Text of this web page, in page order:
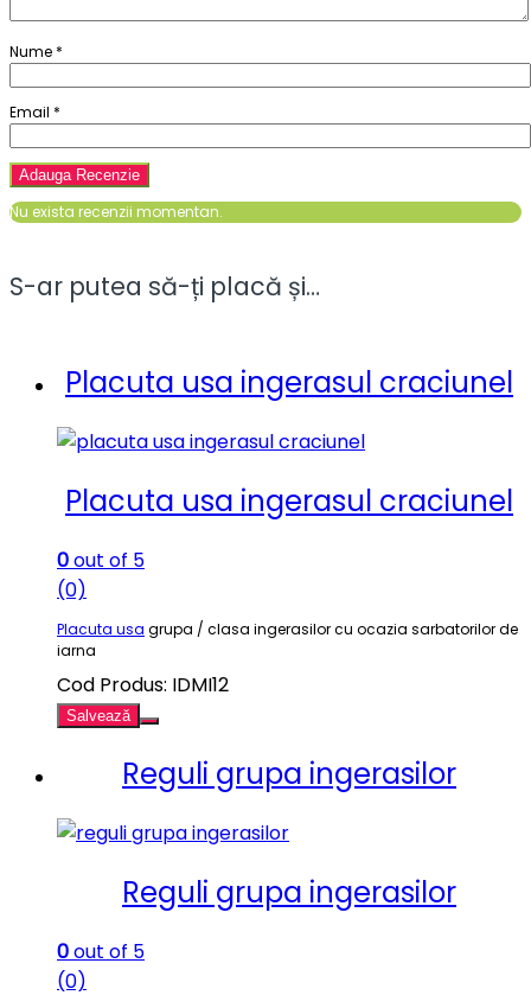
Nume *
Email *
Nu exista recenzii momentan.
S-ar putea să-ți placă și…
Placuta usa ingerasul craciunel
Placuta usa ingerasul craciunel
0out of 5
(0)
Placuta usa grupa / clasa ingerasilor cu ocazia sarbatorilor de
iarna
Cod Produs: IDMI12
Salvează
Reguli grupa ingerasilor
Reguli grupa ingerasilor
0out of 5
(0)